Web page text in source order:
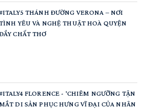
THÁNH ĐƯỜNG VERONA – NƠI
YÊU VÀ NGHỆ THUẬT HOÀ QUYỆN
CHẤT THƠ
FLORENCE - 'CHIÊM NGƯỠNG TẬN
DI SẢN PHỤC HƯNG VĨ ĐẠI CỦA NHÂN